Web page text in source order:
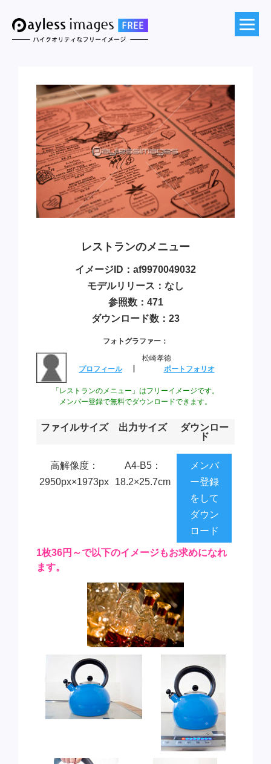
レストランのメニュー
イメージID：af9970049032
モデルリリース：なし
参照数：471
ダウンロード数：23
フォトグラファー：
松崎孝徳
プロフィール
ポートフォリオ
「レストランのメニュー」はフリーイメージです。
メンバー登録で無料でダウンロードできます。
ファイルサイズ 出力サイズ
ダウンロー
ド
高解像度：
2950px×1973px
A4-B5：
18.2×25.7cm
メンバ
ー登録
をして
ダウン
ロード
1枚36円～で以下のイメージもお求めになれ
ます。